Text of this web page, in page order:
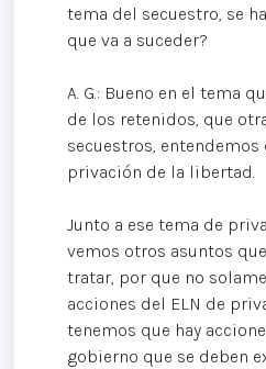
tema del secuestro, se
que va a suceder?
A. G.: Bueno en el tema
de los retenidos, que
secuestros, entendemos
privación de la libertad.
Junto a ese tema de
vemos otros asuntos
tratar, por que no
acciones del ELN de
tenemos que hay
gobierno que se deben